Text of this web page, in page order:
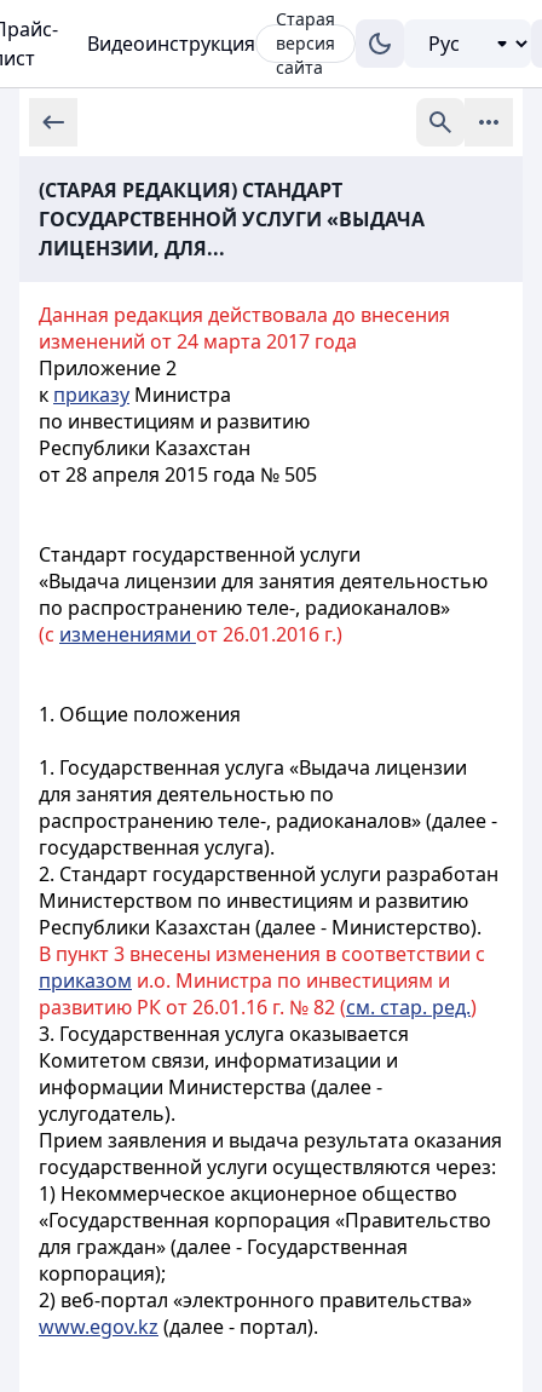
Видеоинструкция
Старая
версия
сайта
(СТАРАЯ РЕДАКЦИЯ) СТАНДАРТ
ГОСУДАРСТВЕННОЙ УСЛУГИ «ВЫДАЧА
ЛИЦЕНЗИИ, ДЛЯ...
Данная редакция действовала до внесения
изменений от 24 марта 2017 года
Приложение 2
к приказу Министра
по инвестициям и развитию
Республики Казахстан
от 28 апреля 2015 года № 505
Стандарт государственной услуги
«Выдача лицензии для занятия деятельностью
по распространению теле-, радиоканалов»
(с изменениями от 26.01.2016 г.)
1. Общие положения
1. Государственная услуга «Выдача лицензии
для занятия деятельностью по
распространению теле-, радиоканалов» (далее -
государственная услуга).
2. Стандарт государственной услуги разработан
Министерством по инвестициям и развитию
Республики Казахстан (далее - Министерство).
В пункт 3 внесены изменения в соответствии с
приказом и.о. Министра по инвестициям и
развитию РК от 26.01.16 г. № 82 (см. стар. ред.)
3. Государственная услуга оказывается
Комитетом связи, информатизации и
информации Министерства (далее -
услугодатель).
Прием заявления и выдача результата оказания
государственной услуги осуществляются через:
1) Некоммерческое акционерное общество
«Государственная корпорация «Правительство
для граждан» (далее - Государственная
корпорация);
2) веб-портал «электронного правительства»
www.egov.kz (далее - портал).